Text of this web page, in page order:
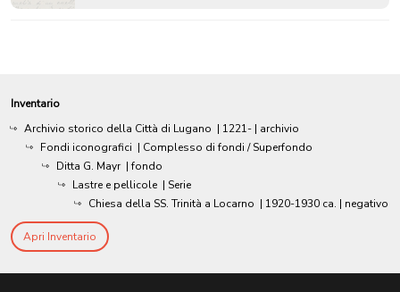
Inventario
Archivio storico della Città di Lugano | 1221- | archivio
Fondi iconografici | Complesso di fondi / Superfondo
Ditta G. Mayr | fondo
Lastre e pellicole | Serie
Chiesa della SS. Trinità a Locarno | 1920-1930 ca. | negativo
Apri Inventario